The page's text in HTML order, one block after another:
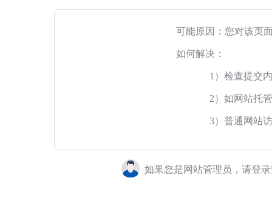
可能原因：您对该页
如何解决：
1）检查提交
2）如网站托
3）普通网站
如果您是网站管理员，请登